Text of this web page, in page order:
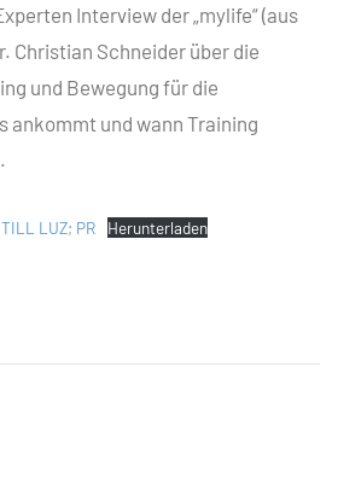
Interview der „mylife“ (aus
Christian Schneider über die
und Bewegung für die
ankommt und wann Training
TILL LUZ; PR Herunterladen